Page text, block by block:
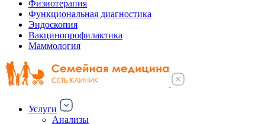
Физиотерапия
Функциональная диагностика
Эндоскопия
Вакцинопрофилактика
Маммология
Услуги
Анализы